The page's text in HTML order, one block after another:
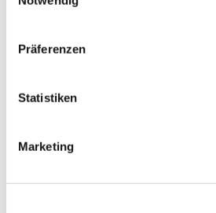
Präferenzen
Statistiken
Marketing